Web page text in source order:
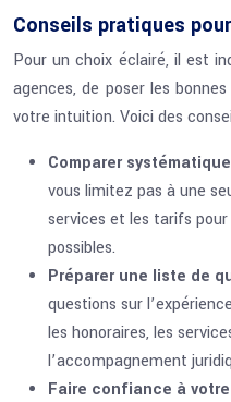
Conseils pratiques
Pour un choix éclairé, il est
agences, de poser les
votre intuition. Voici des
Comparer
vous limitez pas à une
services et les tarifs
possibles.
Préparer une liste de
questions sur
les honoraires, les
l’accompagnement
Faire confiance à